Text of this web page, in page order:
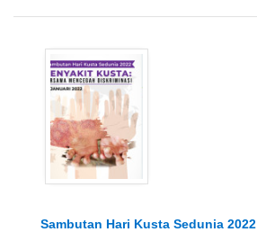
Sambutan Hari Kusta Sedunia 2022